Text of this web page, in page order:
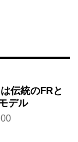
伝統のFRと
デル